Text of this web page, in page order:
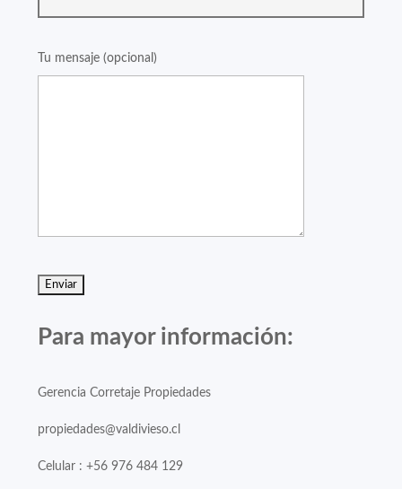
Tu mensaje (opcional)
Para mayor información:
Gerencia Corretaje Propiedades
propiedades@valdivieso.cl
Celular : +56 976 484 129